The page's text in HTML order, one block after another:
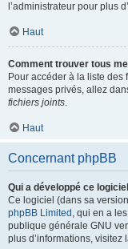
l’administrateur pour plus
Haut
Comment trouver tous
Pour accéder à la liste
messages privés, allez
fichiers joints.
Haut
Concernant phpBB
Qui a développé ce
Ce logiciel (dans sa
phpBB Limited , qui en a
publique générale GNU
plus d’informations, visitez